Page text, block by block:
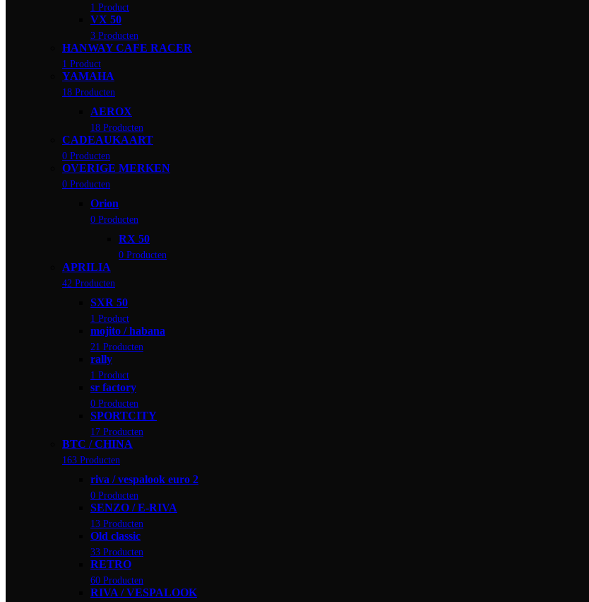
1 Product
VX 50
3 Producten
HANWAY CAFE RACER
1 Product
YAMAHA
18 Producten
AEROX
18 Producten
CADEAUKAART
0 Producten
OVERIGE MERKEN
0 Producten
Orion
0 Producten
RX 50
0 Producten
APRILIA
42 Producten
SXR 50
1 Product
mojito / habana
21 Producten
rally
1 Product
sr factory
0 Producten
SPORTCITY
17 Producten
BTC / CHINA
163 Producten
riva / vespalook euro 2
0 Producten
SENZO / E-RIVA
13 Producten
Old classic
33 Producten
RETRO
60 Producten
RIVA / VESPALOOK